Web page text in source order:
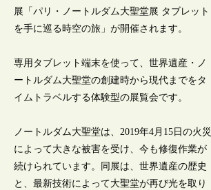
展「パリ・ノートルダム大聖堂展 タブレット
を手に巡る時空の旅」が開催されます。
専用タブレット端末を使って、世界遺産・ノ
ートルダム大聖堂の創建時から現代までをタ
イムトラベルする体験型の展覧会です。
ノートルダム大聖堂は、2019年4月15日の火災
によって大きな被害を受け、今も修復作業が
続けられています。同展は、世界遺産の歴史
と、最新技術によって大聖堂が再び光を取り